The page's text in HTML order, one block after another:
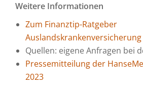
Weitere Informationen
Zum Finanztip-Ratgeber
Auslandskrankenversicherung
Quellen: eigene Anfragen bei
Pressemitteilung der
2023